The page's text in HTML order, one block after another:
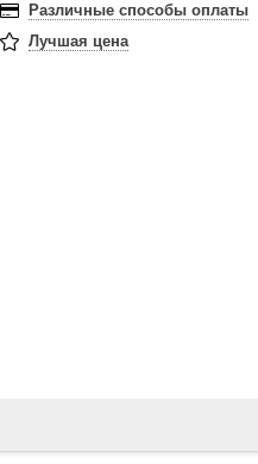
Различные способы оплаты
Лучшая цена